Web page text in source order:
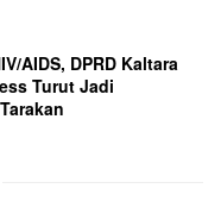
AIDS, DPRD Kaltara
Turut Jadi